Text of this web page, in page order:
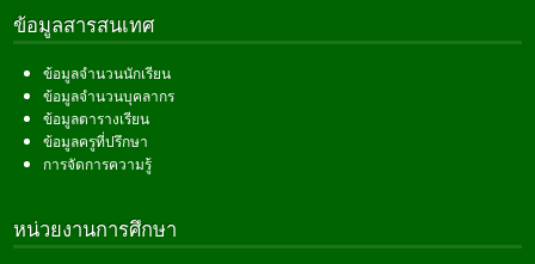
ข้อมูลสารสนเทศ
ข้อมูลจำนวนนักเรียน
ข้อมูลจำนวนบุคลากร
ข้อมูลตารางเรียน
ข้อมูลครูที่ปรึกษา
การจัดการความรู้
หน่วยงานการศึกษา